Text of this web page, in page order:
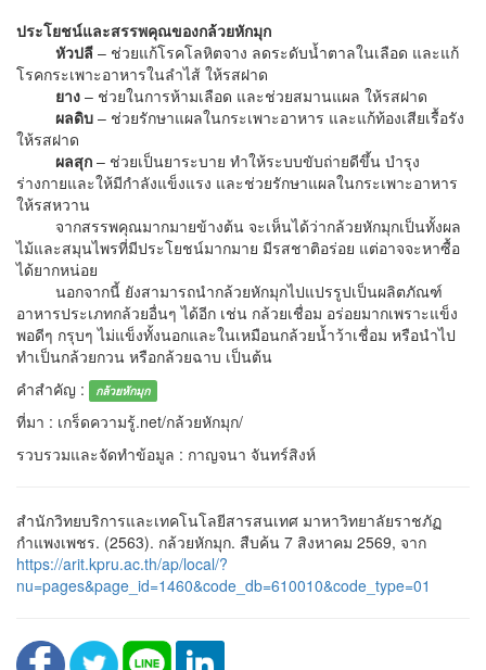
ประโยชน์และสรรพคุณของกล้วยหักมุก
หัวปลี – ช่วยแก้โรคโลหิตจาง ลดระดับน้ำตาลในเลือด และแก้
โรคกระเพาะอาหารในลำไส้ ให้รสฝาด
ยาง – ช่วยในการห้ามเลือด และช่วยสมานแผล ให้รสฝาด
ผลดิบ – ช่วยรักษาแผลในกระเพาะอาหาร และแก้ท้องเสียเรื้อรัง
ให้รสฝาด
ผลสุก – ช่วยเป็นยาระบาย ทำให้ระบบขับถ่ายดีขึ้น บำรุง
ร่างกายและให้มีกำลังแข็งแรง และช่วยรักษาแผลในกระเพาะอาหาร
ให้รสหวาน
จากสรรพคุณมากมายข้างต้น จะเห็นได้ว่ากล้วยหักมุกเป็นทั้งผล
ไม้และสมุนไพรที่มีประโยชน์มากมาย มีรสชาติอร่อย แต่อาจจะหาซื้อ
ได้ยากหน่อย
นอกจากนี้ ยังสามารถนำกล้วยหักมุกไปแปรรูปเป็นผลิตภัณฑ์
อาหารประเภทกล้วยอื่นๆ ได้อีก เช่น กล้วยเชื่อม อร่อยมากเพราะแข็ง
พอดีๆ กรุบๆ ไม่แข็งทั้งนอกและในเหมือนกล้วยน้ำว้าเชื่อม หรือนำไป
ทำเป็นกล้วยกวน หรือกล้วยฉาบ เป็นต้น
คำสำคัญ :
กล้วยหักมุก
ที่มา : เกร็ดความรู้.net/กล้วยหักมุก/
รวบรวมและจัดทำข้อมูล : กาญจนา จันทร์สิงห์
สำนักวิทยบริการและเทคโนโลยีสารสนเทศ มาหาวิทยาลัยราชภัฏ
กำแพงเพชร. (2563). กล้วยหักมุก. สืบค้น 7 สิงหาคม 2569, จาก
https://arit.kpru.ac.th/ap/local/?
nu=pages&page_id=1460&code_db=610010&code_type=01